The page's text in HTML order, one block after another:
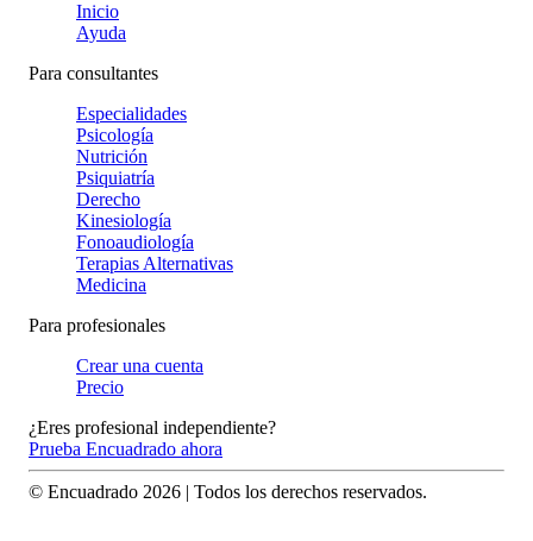
Inicio
Ayuda
Para consultantes
Especialidades
Psicología
Nutrición
Psiquiatría
Derecho
Kinesiología
Fonoaudiología
Terapias Alternativas
Medicina
Para profesionales
Crear una cuenta
Precio
¿Eres profesional independiente?
Prueba Encuadrado ahora
© Encuadrado 2026 | Todos los derechos reservados.